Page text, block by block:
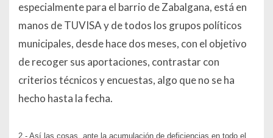
especialmente para el barrio de Zabalgana, está en
manos de TUVISA y de todos los grupos políticos
municipales, desde hace dos meses, con el objetivo
de recoger sus aportaciones, contrastar con
criterios técnicos y encuestas, algo que no se ha
hecho hasta la fecha.
2.- Así las cosas, ante la acumulación de deficiencias en todo el